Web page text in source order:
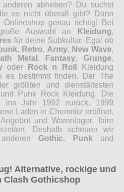
abheben? Du suchst
es nicht überall gibt? Dann
genau richtig! Bei
Auswahl an
Kleidung,
für deine Subkultur. Egal ob
, Retro, Army, New Wave,
Metal , Fantasy, Grunge,
oder Rock n Roll
Kleidung
es bestimmt finden. Der The
größten und dienstältesten
Punk Rock Kleidung. Die
ins Jahr 1992 zurück. 1999
Laden in Chemnitz eröffnet.
und Warenlager, faire
Deshalb scheuen wir
Gothic, Punk und
Alternative, rockige und
Clash Gothicshop